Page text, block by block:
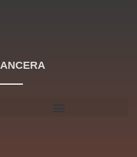
ANCERA